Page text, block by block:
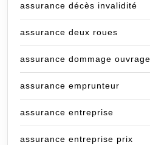
assurance décès invalidité
assurance deux roues
assurance dommage ouvrage
assurance emprunteur
assurance entreprise
assurance entreprise prix